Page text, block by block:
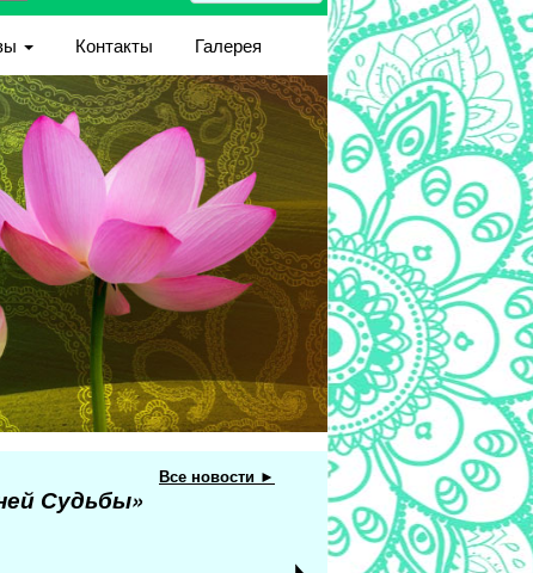
Контакты Галерея
Все новости ►
Судьбы»